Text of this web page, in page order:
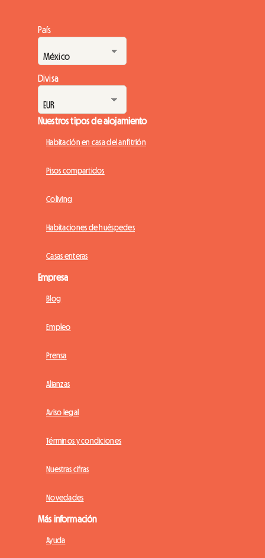
País
Divisa
Nuestros tipos de alojamiento
Habitación en casa del anfitrión
Pisos compartidos
Coliving
Habitaciones de huéspedes
Casas enteras
Empresa
Blog
Empleo
Prensa
Alianzas
Aviso legal
Términos y condiciones
Nuestras cifras
Novedades
Más información
Ayuda